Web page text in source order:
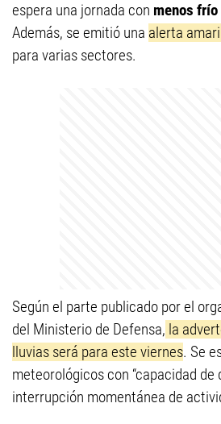
espera una jornada con menos frío
Además, se emitió una alerta
para varias sectores.
Según el parte publicado por el
del Ministerio de Defensa, la
lluvias será para este viernes. Se
meteorológicos con “capacidad de
interrupción momentánea de